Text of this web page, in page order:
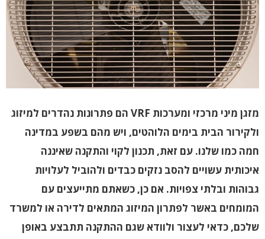
מזגן מיני מרכזי ומערכות VRF הם פתרונות נהדרים למיזוג
ולקירור הבית בימים הלוהטים, ויש מהם בשפע במדינה
חמה כמו שלנו. עם זאת, תכנון לקוי והתקנה שאיננה
איכותית עשויים להסב נזקים כבדים ולהוביל לעלויות
גבוהות ובלתי צפויות. אם כן, כשאתם מתייעצים עם
המומחים באשר לפתרון המיזוג המתאים לדירה או למשרד
שלכם, כדאי לעצור ולוודא שגם ההתקנה תתבצע באופן